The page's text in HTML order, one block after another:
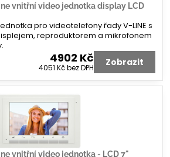
vnitřní video jednotka display LCD
pro videotelefony řady V-LINE s
reproduktorem a mikrofonem
4902 Kč
4051 Kčbez DPH Zobrazit
vnitřní video jednotka - LCD 7"